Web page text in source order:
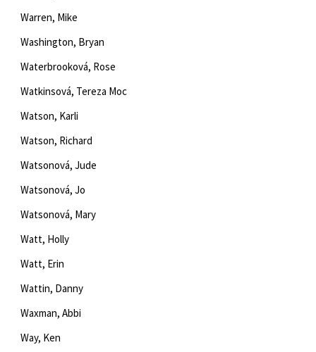
Warren, Mike
Washington, Bryan
Waterbrooková, Rose
Watkinsová, Tereza Moc
Watson, Karli
Watson, Richard
Watsonová, Jude
Watsonová, Jo
Watsonová, Mary
Watt, Holly
Watt, Erin
Wattin, Danny
Waxman, Abbi
Way, Ken